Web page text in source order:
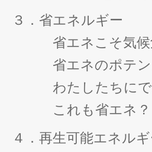
３．省エネルギー
省エネこそ気候
省エネのポテン
わたしたちにで
これも省エネ？
４．再生可能エネル